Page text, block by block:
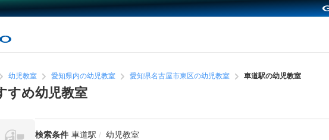
幼児教室 愛知県内の幼児教室 愛知県名古屋市東区の幼児教室 車道駅の幼児教室
すめ幼児教室
検索条件 車道駅 幼児教室